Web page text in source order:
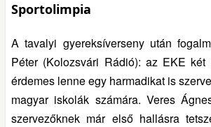
Sportolimpia
A tavalyi gyereksíverseny után
Péter (Kolozsvári Rádió): az EKE két
érdemes lenne egy harmadikat is
magyar iskolák számára. Veres
szervezőknek már első hallásra